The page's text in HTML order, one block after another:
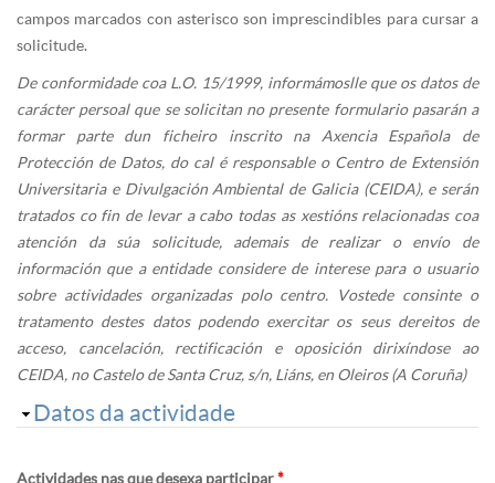
campos marcados con asterisco son imprescindibles para cursar a
solicitude.
De conformidade coa L.O. 15/1999, informámoslle que os datos de
carácter persoal que se solicitan no presente formulario pasarán a
formar parte dun ficheiro inscrito na Axencia Española de
Protección de Datos, do cal é responsable o Centro de Extensión
Universitaria e Divulgación Ambiental de Galicia (CEIDA), e serán
tratados co fin de levar a cabo todas as xestións relacionadas coa
atención da súa solicitude, ademais de realizar o envío de
información que a entidade considere de interese para o usuario
sobre actividades organizadas polo centro. Vostede consinte o
tratamento destes datos podendo exercitar os seus dereitos de
acceso, cancelación, rectificación e oposición dirixíndose ao
CEIDA, no Castelo de Santa Cruz, s/n, Liáns, en Oleiros (A Coruña)
Ocultar
Datos da actividade
Actividades nas que desexa participar*